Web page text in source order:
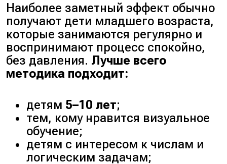
Наиболее заметный эффект обычно
получают дети младшего возраста,
которые занимаются регулярно и
воспринимают процесс спокойно,
без давления. Лучше всего
методика подходит:
детям 5–10 лет;
тем, кому нравится визуальное
обучение;
детям с интересом к числам и
логическим задачам;